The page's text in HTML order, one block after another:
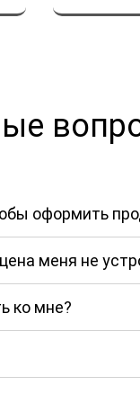
оформить
меня не
ко мне?